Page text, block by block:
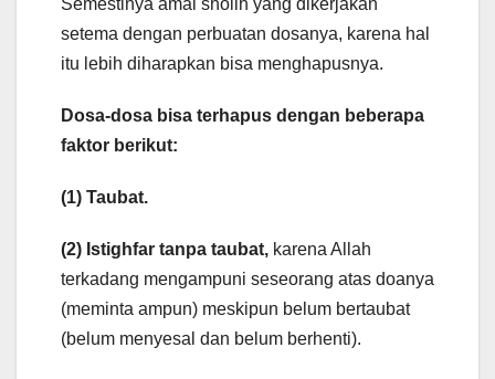
Semestinya amal sholih yang dikerjakan
setema dengan perbuatan dosanya, karena hal
itu lebih diharapkan bisa menghapusnya.
Dosa-dosa bisa terhapus dengan beberapa
faktor berikut:
(1) Taubat.
(2) Istighfar tanpa taubat, karena Allah
terkadang mengampuni seseorang atas doanya
(meminta ampun) meskipun belum bertaubat
(belum menyesal dan belum berhenti).